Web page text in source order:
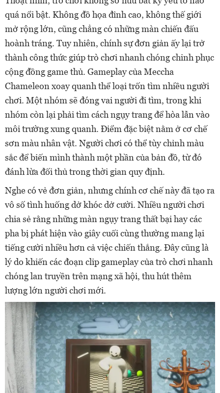
quá nổi bật. Không đồ họa đỉnh cao, không thế giới
mở rộng lớn, cũng chẳng có những màn chiến đấu
hoành tráng. Tuy nhiên, chính sự đơn giản ấy lại trở
thành công thức giúp trò chơi nhanh chóng chinh phục
cộng đồng game thủ. Gameplay của Meccha
Chameleon xoay quanh thể loại trốn tìm nhiều người
chơi. Một nhóm sẽ đóng vai người đi tìm, trong khi
nhóm còn lại phải tìm cách ngụy trang để hòa lẫn vào
môi trường xung quanh. Điểm đặc biệt nằm ở cơ chế
sơn màu nhân vật. Người chơi có thể tùy chỉnh màu
sắc để biến mình thành một phần của bản đồ, từ đó
đánh lừa đối thủ trong thời gian quy định.
Nghe có vẻ đơn giản, nhưng chính cơ chế này đã tạo ra
vô số tình huống dở khóc dở cười. Nhiều người chơi
chia sẻ rằng những màn ngụy trang thất bại hay các
pha bị phát hiện vào giây cuối cùng thường mang lại
tiếng cười nhiều hơn cả việc chiến thắng. Đây cũng là
lý do khiến các đoạn clip gameplay của trò chơi nhanh
chóng lan truyền trên mạng xã hội, thu hút thêm
lượng lớn người chơi mới.